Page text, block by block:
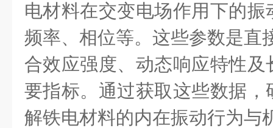
电材料在交变电场作用下的
频率、相位等。这些参数是直
合效应强度、动态响应特性
要指标。通过获取这些数据
解铁电材料的内在振动行为与